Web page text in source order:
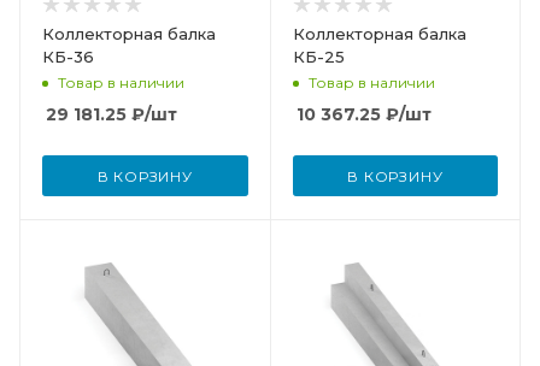
Коллекторная балка
КБ-36
Товар в наличии
29 181.25 ₽/шт
В КОРЗИНУ
Коллекторная балка
КБ-25
Товар в наличии
10 367.25₽/шт
В КОРЗИНУ